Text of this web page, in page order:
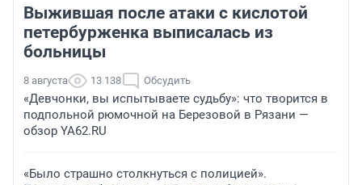
Выжившая после атаки с кислотой
петербурженка выписалась из
больницы
8 августа 13 138 Обсудить
«Девчонки, вы испытываете судьбу»: что творится в
подпольной рюмочной на Березовой в Рязани —
обзор YA62.RU
«Было страшно столкнуться с полицией».